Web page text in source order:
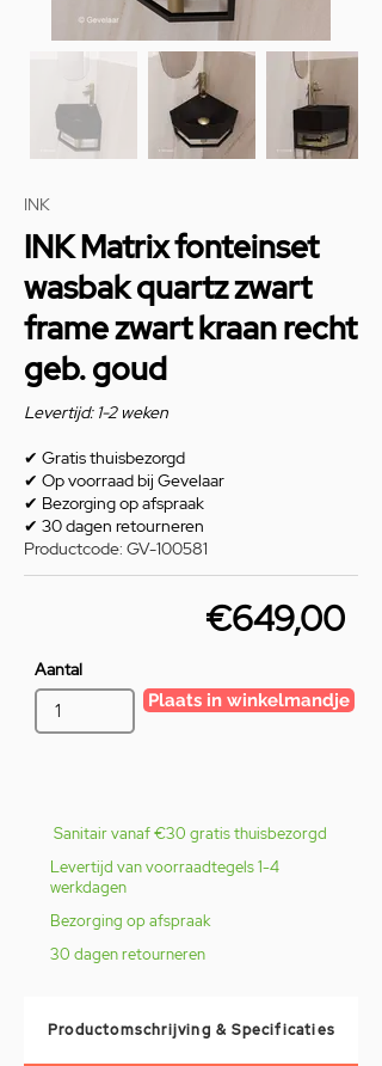
INK
INK Matrix fonteinset
wasbak quartz zwart
frame zwart kraan recht
geb. goud
Levertijd: 1-2 weken
✔ Gratis thuisbezorgd
✔ Op voorraad bij Gevelaar
✔ Bezorging op afspraak
✔ 30 dagen retourneren
Productcode: GV-100581
€649,00
Aantal
Plaats in winkelmandje
Sanitair vanaf €30 gratis thuisbezorgd
Levertijd van voorraadtegels 1-4
werkdagen
Bezorging op afspraak
30 dagen retourneren
Productomschrijving & Specificaties